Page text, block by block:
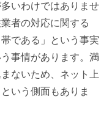
いわけではありませ
者の対応に関する
である」という事実
事情があります。満
ないため、ネット上
いう側面もありま